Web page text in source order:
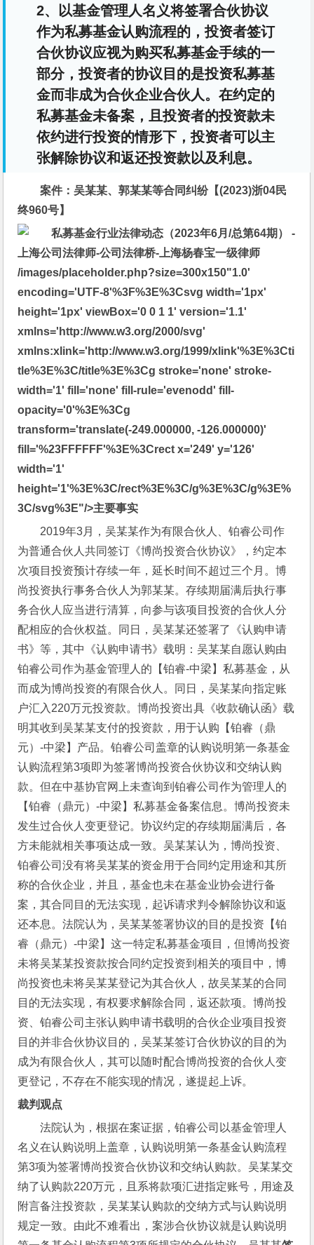
2、以基金管理人名义将签署合伙协议
作为私募基金认购流程的，投资者签订
合伙协议应视为购买私募基金手续的一
部分，投资者的协议目的是投资私募基
金而非成为合伙企业合伙人。在约定的
私募基金未备案，且投资者的投资款未
依约进行投资的情形下，投资者可以主
张解除协议和返还投资款以及利息。
案件：吴某某、郭某某等合同纠纷【(2023)浙04民
终960号】
/images/placeholder.php?size=300x150"1.0'
encoding='UTF-8'%3F%3E%3Csvg width='1px'
height='1px' viewBox='0 0 1 1' version='1.1'
xmlns='http://www.w3.org/2000/svg'
xmlns:xlink='http://www.w3.org/1999/xlink'%3E%3Cti
tle%3E%3C/title%3E%3Cg stroke='none' stroke-
width='1' fill='none' fill-rule='evenodd' fill-
opacity='0'%3E%3Cg
transform='translate(-249.000000, -126.000000)'
fill='%23FFFFFF'%3E%3Crect x='249' y='126'
width='1'
height='1'%3E%3C/rect%3E%3C/g%3E%3C/g%3E%
3C/svg%3E"/>主要事实
2019年3月，吴某某作为有限合伙人、铂睿公司作
为普通合伙人共同签订《博尚投资合伙协议》，约定本
次项目投资预计存续一年，延长时间不超过三个月。博
尚投资执行事务合伙人为郭某某。存续期届满后执行事
务合伙人应当进行清算，向参与该项目投资的合伙人分
配相应的合伙权益。同日，吴某某还签署了《认购申请
书》等，其中《认购申请书》载明：吴某某自愿认购由
铂睿公司作为基金管理人的【铂睿-中梁】私募基金，从
而成为博尚投资的有限合伙人。同日，吴某某向指定账
户汇入220万元投资款。博尚投资出具《收款确认函》载
明其收到吴某某支付的投资款，用于认购【铂睿（鼎
元）-中梁】产品。铂睿公司盖章的认购说明第一条基金
认购流程第3项即为签署博尚投资合伙协议和交纳认购
款。但在中基协官网上未查询到铂睿公司作为管理人的
【铂睿（鼎元）-中梁】私募基金备案信息。博尚投资未
发生过合伙人变更登记。协议约定的存续期届满后，各
方未能就相关事项达成一致。吴某某认为，博尚投资、
铂睿公司没有将吴某某的资金用于合同约定用途和其所
称的合伙企业，并且，基金也未在基金业协会进行备
案，其合同目的无法实现，起诉请求判令解除协议和返
还本息。法院认为，吴某某签署协议的目的是投资【铂
睿（鼎元）-中梁】这一特定私募基金项目，但博尚投资
未将吴某某投资款按合同约定投资到相关的项目中，博
尚投资也未将吴某某登记为其合伙人，故吴某某的合同
目的无法实现，有权要求解除合同，返还款项。博尚投
资、铂睿公司主张认购申请书载明的合伙企业项目投资
目的并非合伙协议目的，吴某某签订合伙协议的目的为
成为有限合伙人，其可以随时配合博尚投资的合伙人变
更登记，不存在不能实现的情况，遂提起上诉。
裁判观点
法院认为，根据在案证据，铂睿公司以基金管理人
名义在认购说明上盖章，认购说明第一条基金认购流程
第3项为签署博尚投资合伙协议和交纳认购款。吴某某交
纳了认购款220万元，且系将款项汇进指定账号，用途及
附言备注投资款，吴某某认购款的交纳方式与认购说明
规定一致。由此不难看出，案涉合伙协议就是认购说明